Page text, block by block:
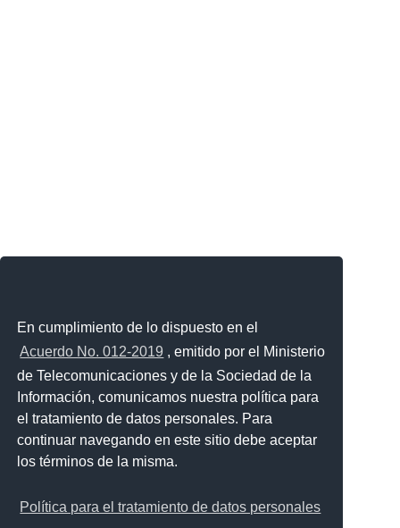
En cumplimiento de lo dispuesto en el
Acuerdo No. 012-2019 , emitido por el Ministerio
de Telecomunicaciones y de la Sociedad de la
Información, comunicamos nuestra política para
el tratamiento de datos personales. Para
continuar navegando en este sitio debe aceptar
los términos de la misma.
Política para el tratamiento de datos personales